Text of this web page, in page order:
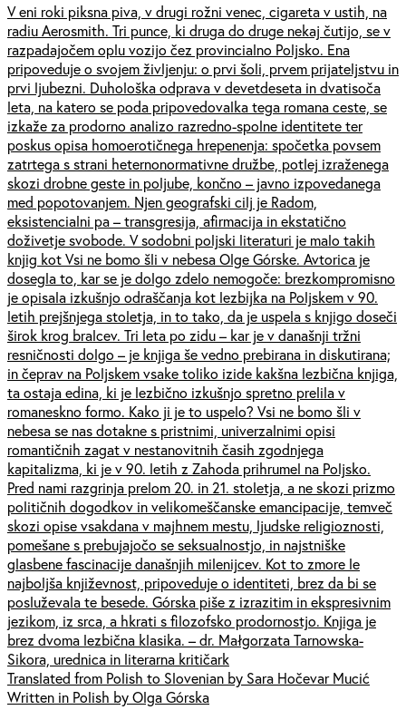
V eni roki piksna piva, v drugi rožni venec, cigareta v ustih, na
radiu Aerosmith. Tri punce, ki druga do druge nekaj čutijo, se v
razpadajočem oplu vozijo čez provincialno Poljsko. Ena
pripoveduje o svojem življenju: o prvi šoli, prvem prijateljstvu in
prvi ljubezni. Duhološka odprava v devetdeseta in dvatisoča
leta, na katero se poda pripovedovalka tega romana ceste, se
izkaže za prodorno analizo razredno-spolne identitete ter
poskus opisa homoerotičnega hrepenenja: spočetka povsem
zatrtega s strani heternonormativne družbe, potlej izraženega
skozi drobne geste in poljube, končno – javno izpovedanega
med popotovanjem. Njen geografski cilj je Radom,
eksistencialni pa – transgresija, afirmacija in ekstatično
doživetje svobode. V sodobni poljski literaturi je malo takih
knjig kot Vsi ne bomo šli v nebesa Olge Górske. Avtorica je
dosegla to, kar se je dolgo zdelo nemogoče: brezkompromisno
je opisala izkušnjo odraščanja kot lezbijka na Poljskem v 90.
letih prejšnjega stoletja, in to tako, da je uspela s knjigo doseči
širok krog bralcev. Tri leta po zidu – kar je v današnji tržni
resničnosti dolgo – je knjiga še vedno prebirana in diskutirana;
in čeprav na Poljskem vsake toliko izide kakšna lezbična knjiga,
ta ostaja edina, ki je lezbično izkušnjo spretno prelila v
romaneskno formo. Kako ji je to uspelo? Vsi ne bomo šli v
nebesa se nas dotakne s pristnimi, univerzalnimi opisi
romantičnih zagat v nestanovitnih časih zgodnjega
kapitalizma, ki je v 90. letih z Zahoda prihrumel na Poljsko.
Pred nami razgrinja prelom 20. in 21. stoletja, a ne skozi prizmo
političnih dogodkov in velikomeščanske emancipacije, temveč
skozi opise vsakdana v majhnem mestu, ljudske religioznosti,
pomešane s prebujajočo se seksualnostjo, in najstniške
glasbene fascinacije današnjih milenijcev. Kot to zmore le
najboljša književnost, pripoveduje o identiteti, brez da bi se
posluževala te besede. Górska piše z izrazitim in ekspresivnim
jezikom, iz srca, a hkrati s filozofsko prodornostjo. Knjiga je
brez dvoma lezbična klasika. – dr. Małgorzata Tarnowska-
Sikora, urednica in literarna kritičark
Translated from Polish to Slovenian by Sara Hočevar Mucić
Written in Polish by Olga Górska